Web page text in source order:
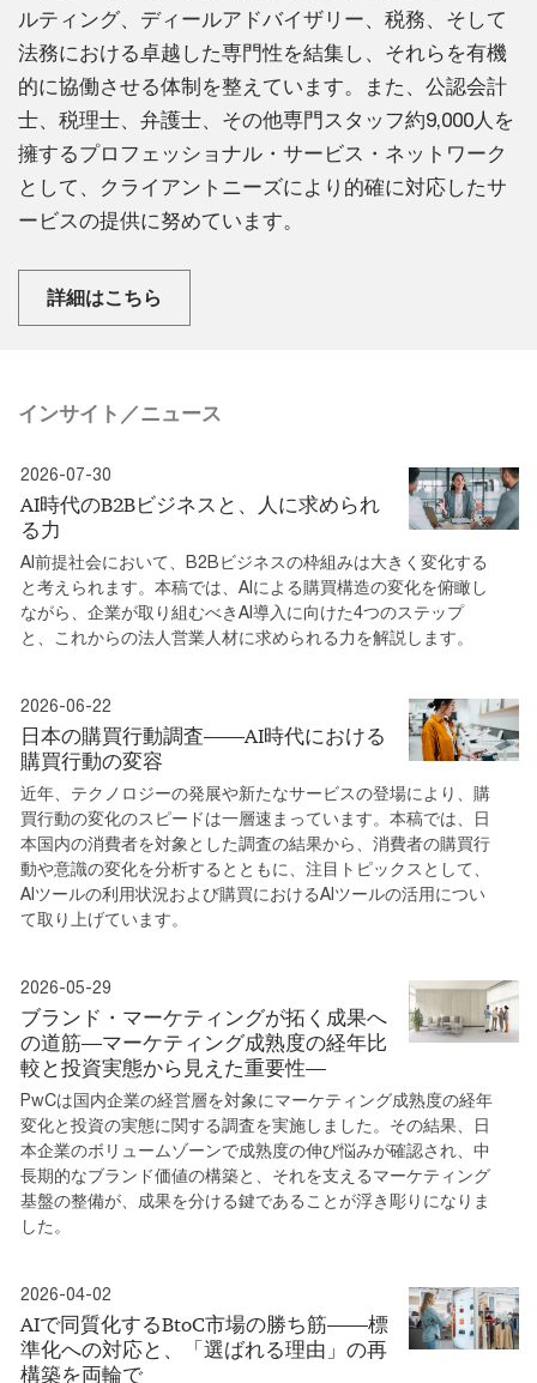
ルティング、ディールアドバイザリー、税務、そして
法務における卓越した専門性を結集し、それらを有機
的に協働させる体制を整えています。また、公認会計
士、税理士、弁護士、その他専門スタッフ約9,000人を
擁するプロフェッショナル・サービス・ネットワーク
として、クライアントニーズにより的確に対応したサ
ービスの提供に努めています。
詳細はこちら
インサイト／ニュース
2026-07-30
AI時代のB2Bビジネスと、人に求められ
る力
AI前提社会において、B2Bビジネスの枠組みは大きく変化する
と考えられます。本稿では、AIによる購買構造の変化を俯瞰し
ながら、企業が取り組むべきAI導入に向けた4つのステップ
と、これからの法人営業人材に求められる力を解説します。
2026-06-22
日本の購買行動調査――AI時代における
購買行動の変容
近年、テクノロジーの発展や新たなサービスの登場により、購
買行動の変化のスピードは一層速まっています。本稿では、日
本国内の消費者を対象とした調査の結果から、消費者の購買行
動や意識の変化を分析するとともに、注目トピックスとして、
AIツールの利用状況および購買におけるAIツールの活用につい
て取り上げています。
2026-05-29
ブランド・マーケティングが拓く成果へ
の道筋―マーケティング成熟度の経年比
較と投資実態から見えた重要性―
PwCは国内企業の経営層を対象にマーケティング成熟度の経年
変化と投資の実態に関する調査を実施しました。その結果、日
本企業のボリュームゾーンで成熟度の伸び悩みが確認され、中
長期的なブランド価値の構築と、それを支えるマーケティング
基盤の整備が、成果を分ける鍵であることが浮き彫りになりま
した。
2026-04-02
AIで同質化するBtoC市場の勝ち筋――標
準化への対応と、「選ばれる理由」の再
構築を両輪で